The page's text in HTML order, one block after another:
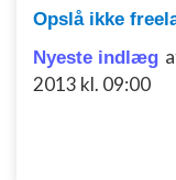
Opslå ikke
Nyeste indlæg
2013 kl. 09:00